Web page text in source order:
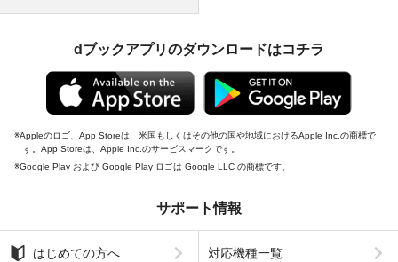
dブックアプリのダウンロードはコチラ
Appleのロゴ、App Storeは、米国もしくはその他の国や地域におけるApple Inc.の商標で
す。App Storeは、Apple Inc.のサービスマークです。
Google Play および Google Play ロゴは Google LLC の商標です。
サポート情報
はじめての方へ 対応機種一覧